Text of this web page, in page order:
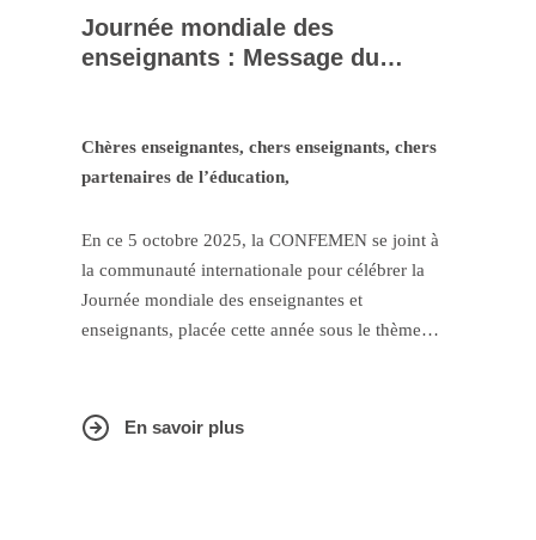
Journée mondiale des
enseignants : Message du
Chères enseignantes, chers enseignants, chers
partenaires de l’éducation,
En ce 5 octobre 2025, la CONFEMEN se joint à
la communauté internationale pour célébrer la
Journée mondiale des enseignantes et
enseignants, placée cette année sous le thème
que la qualité de l’éducation ne peut se construire
En savoir plus